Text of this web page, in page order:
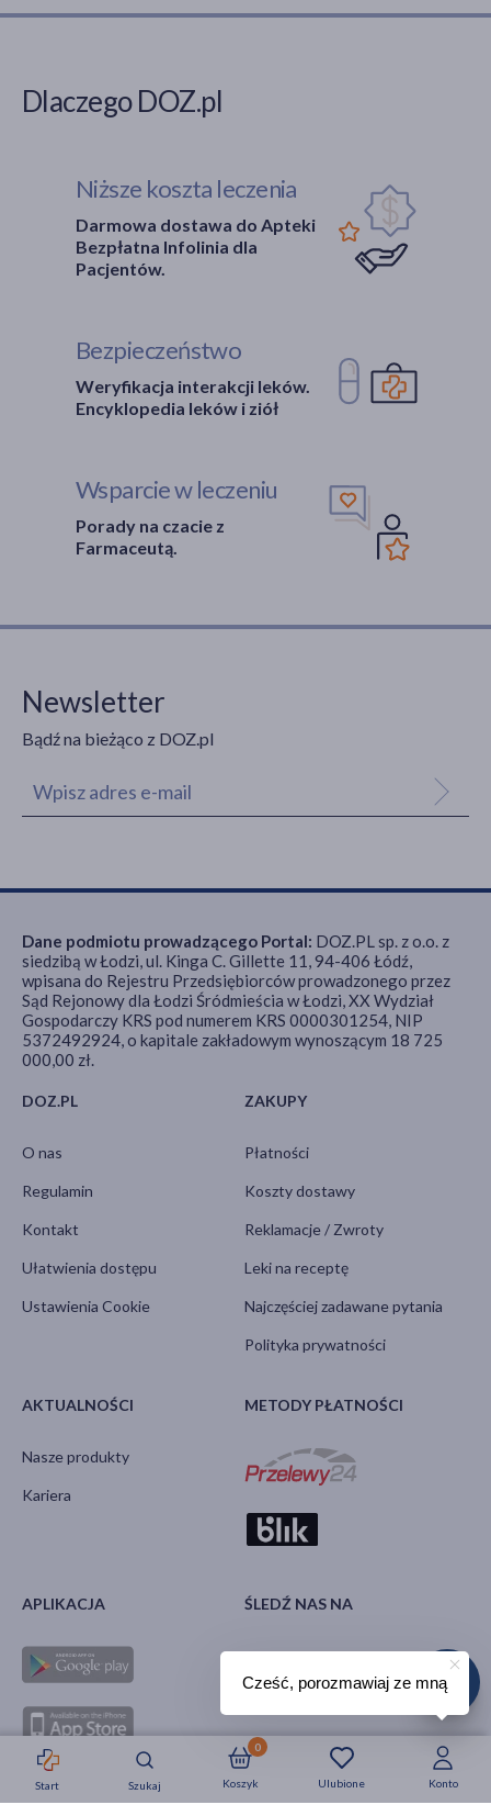
Strefa okazji Nowości Krótkie daty
Start Szukaj Ulubione
Koszyk
0
Konto
Dlaczego DOZ.pl
Niższe koszta leczenia
Darmowa dostawa do Apteki
Bezpłatna Infolinia dla
Pacjentów.
Bezpieczeństwo
Weryfikacja interakcji leków.
Encyklopedia leków i ziół
Wsparcie w leczeniu
Porady na czacie z
Farmaceutą.
Newsletter
Bądź na bieżąco z DOZ.pl
DOZ.PL
O nas
Regulamin
Kontakt
Ułatwienia dostępu
Ustawienia Cookie
ZAKUPY
Płatności
Koszty dostawy
Reklamacje / Zwroty
Leki na receptę
Najczęściej zadawane pytania
Polityka prywatności
AKTUALNOŚCI
Nasze produkty
Kariera
METODY PŁATNOŚCI
APLIKACJA ŚLEDŹ NAS NA
Dane podmiotu prowadzącego Portal: DOZ.PL sp. z o.o. z
siedzibą w Łodzi, ul. Kinga C. Gillette 11, 94-406 Łódź,
wpisana do Rejestru Przedsiębiorców prowadzonego przez
Sąd Rejonowy dla Łodzi Śródmieścia w Łodzi, XX Wydział
Gospodarczy KRS pod numerem KRS 0000301254, NIP
5372492924, o kapitale zakładowym wynoszącym 18 725
000,00 zł.
Cześć, porozmawiaj ze mną